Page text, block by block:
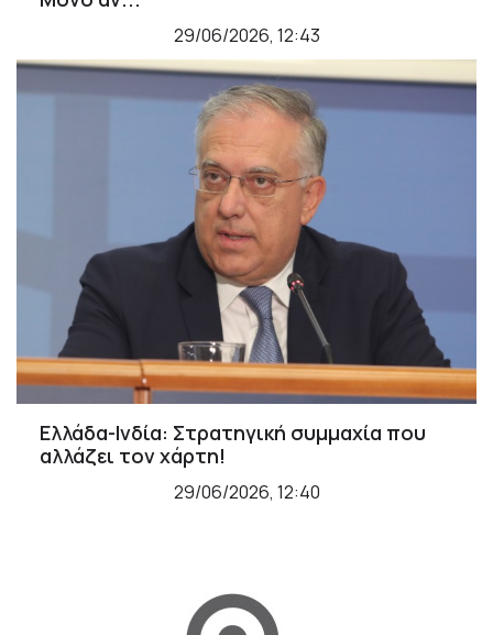
29/06/2026, 12:43
Ελλάδα-Ινδία: Στρατηγική συμμαχία που
αλλάζει τον χάρτη!
29/06/2026, 12:40